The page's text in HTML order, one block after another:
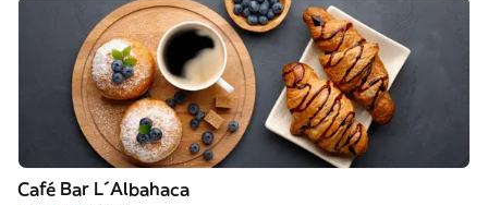
Café Bar L´Albahaca